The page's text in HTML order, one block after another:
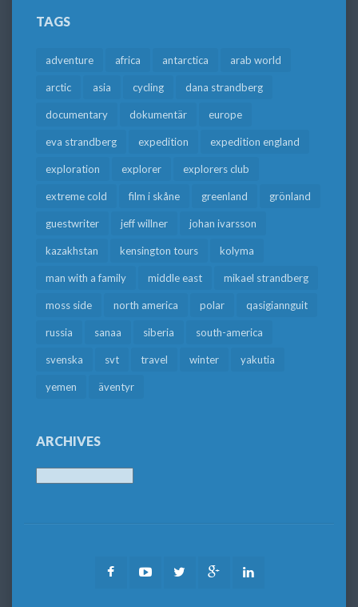
TAGS
adventure africa antarctica arab world
arctic asia cycling dana strandberg
documentary dokumentär europe
eva strandberg expedition expedition england
exploration explorer explorers club
extreme cold film i skåne greenland grönland
guestwriter jeff willner johan ivarsson
kazakhstan kensington tours kolyma
man with a family middle east mikael strandberg
moss side north america polar qasigiannguit
russia sanaa siberia south-america
svenska svt travel winter yakutia
yemen äventyr
ARCHIVES
FacebookYoutubeTwitter Google